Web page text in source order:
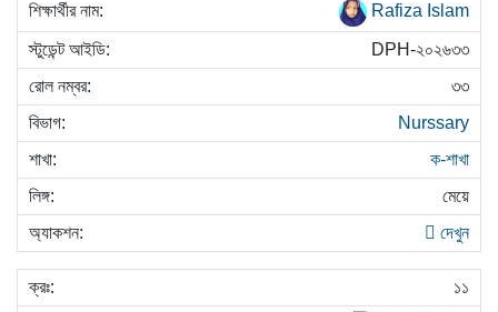
Rafiza Islam
DPH-২০২৬৩৩
৩৩
Nurssary
ক-শাখা
মেয়ে
দেখুন
১১